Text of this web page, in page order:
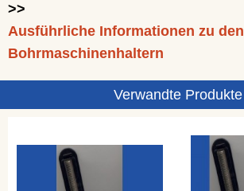
>>
Ausführliche Informationen zu den
Bohrmaschinenhaltern
Verwandte Produkte